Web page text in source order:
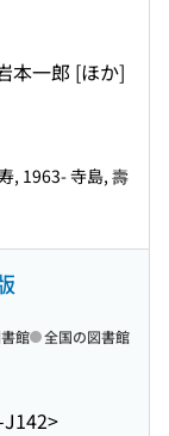
本一郎 [ほか]
, 1963- 寺島, 壽
館 全国の図書館